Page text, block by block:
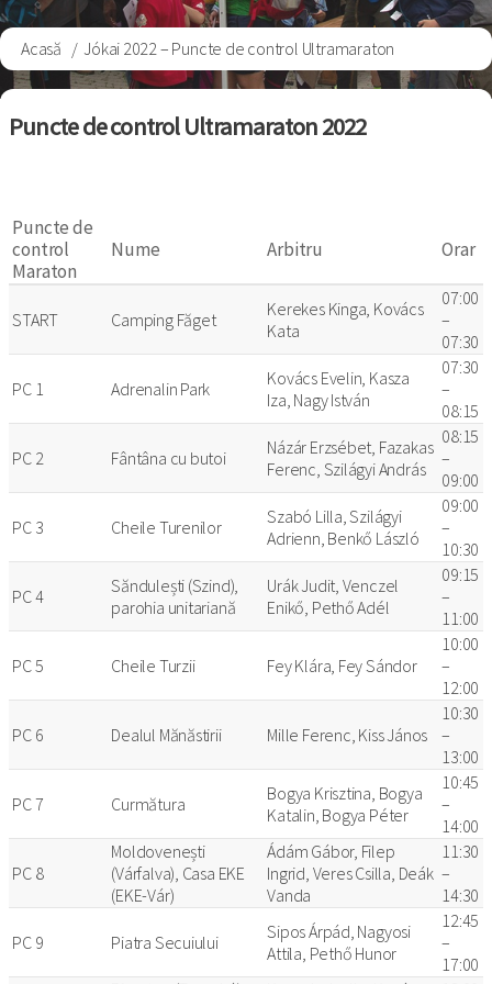
Breadcrumb
Acasă Jókai 2022 – Puncte de control Ultramaraton
Puncte de control Ultramaraton 2022
Puncte de
control
Maraton
Nume Arbitru Orar
START Camping Făget
Kerekes Kinga, Kovács
Kata
07:00
–
07:30
PC 1 Adrenalin Park
Kovács Evelin, Kasza
Iza, Nagy István
07:30
–
08:15
PC 2 Fântâna cu butoi
Názár Erzsébet, Fazakas
Ferenc, Szilágyi András
08:15
–
09:00
PC 3 Cheile Turenilor
Szabó Lilla, Szilágyi
Adrienn, Benkő László
09:00
–
10:30
PC 4
Săndulești (Szind),
parohia unitariană
Urák Judit, Venczel
Enikő, Pethő Adél
09:15
–
11:00
PC 5 Cheile Turzii Fey Klára, Fey Sándor
10:00
–
12:00
PC 6 Dealul Mănăstirii Mille Ferenc, Kiss János
10:30
–
13:00
PC 7 Curmătura
Bogya Krisztina, Bogya
Katalin, Bogya Péter
10:45
–
14:00
PC 8
Moldovenești
(Várfalva), Casa EKE
(EKE-Vár)
Ádám Gábor, Filep
Ingrid, Veres Csilla, Deák
Vanda
11:30
–
14:30
PC 9 Piatra Secuiului
Sipos Árpád, Nagyosi
Attila, Pethő Hunor
12:45
–
17:00